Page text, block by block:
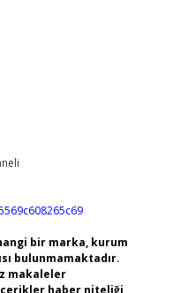
bir marka, kurum
bulunmamaktadır.
makaleler
haber niteliği